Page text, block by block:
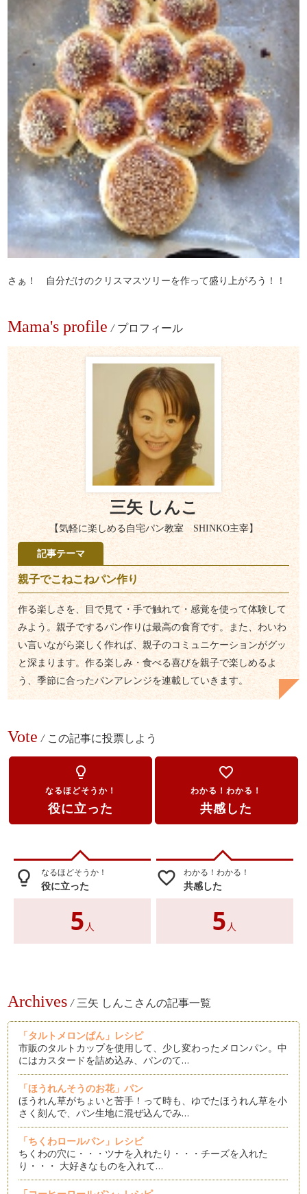
さぁ！ 自分だけのクリスマスツリーを作って盛り上がろう！！
Mama's profile / プロフィール
三矢 しんこ
【気軽に楽しめる自宅パン教室 SHINKO主宰】
記事テーマ
親子でこねこねパン作り
作る楽しさを、目で見て・手で触れて・感覚を使って体験して
みよう。親子でするパン作りは最高の食育です。また、わいわ
い言いながら楽しく作れば、親子のコミュニケーションがグッ
と深まります。作る楽しみ・食べる喜びを親子で楽しめるよ
う、季節に合ったパンアレンジを連載していきます。
Vote / この記事に投票しよう
lightbulb_outline
なるほどそうか！
役に立った
favorite_border
わかる！わかる！
共感した
lightbulb_outline なるほどそうか！
役に立った
5 人
favorite_border わかる！わかる！
共感した
5 人
Archives / 三矢 しんこさんの記事一覧
「タルトメロンぱん」レシピ
市販のタルトカップを使用して、少し変わったメロンパン。中
にはカスタードを詰め込み、パンのて…
「ほうれんそうのお花」パン
ほうれん草がちょいと苦手！って時も、ゆでたほうれん草を小
さく刻んで、パン生地に混ぜ込んでみ…
「ちくわロールパン」レシピ
ちくわの穴に・・・ツナを入れたり・・・チーズを入れた
り・・・ 大好きなものを入れて…